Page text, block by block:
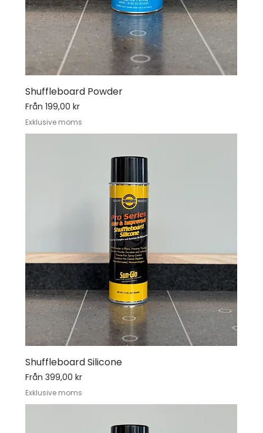
Shuffleboard Powder
Från199,00 kr
Reapris
Shuffleboard Silicone
Från399,00 kr
Reapris